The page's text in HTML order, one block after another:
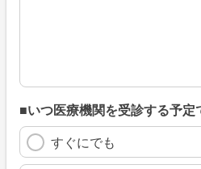
■いつ医療機関を受診する予定
すぐにでも